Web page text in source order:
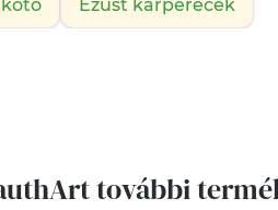
Ezüst karperecek
további